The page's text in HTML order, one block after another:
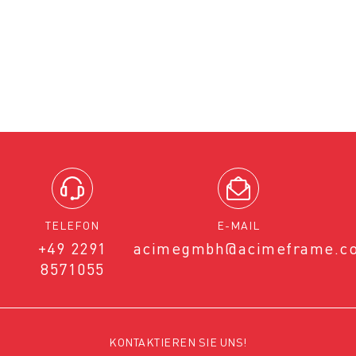
TELEFON
+49 2291
8571055
E-MAIL
KONTAKTIEREN SIE UNS!